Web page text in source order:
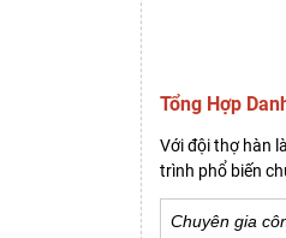
Tổng Hợp
Với đội thợ hàn
trình phổ biến
Chuyên gia